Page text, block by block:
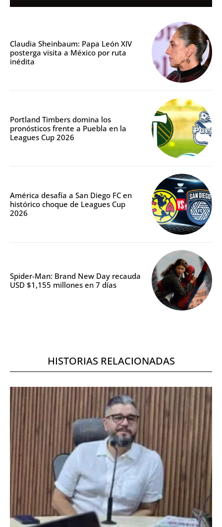
Claudia Sheinbaum: Papa León XIV
posterga visita a México por ruta
inédita
Portland Timbers domina los
pronósticos frente a Puebla en la
Leagues Cup 2026
América desafía a San Diego FC en
histórico choque de Leagues Cup
2026
Spider-Man: Brand New Day recauda
USD $1,155 millones en 7 días
HISTORIAS RELACIONADAS